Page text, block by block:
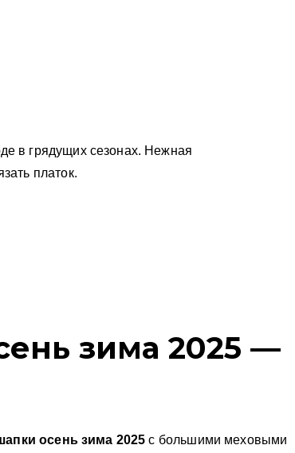
в грядущих сезонах. Нежная
платок.
зима 2025 —
осень зима 2025с большими меховыми